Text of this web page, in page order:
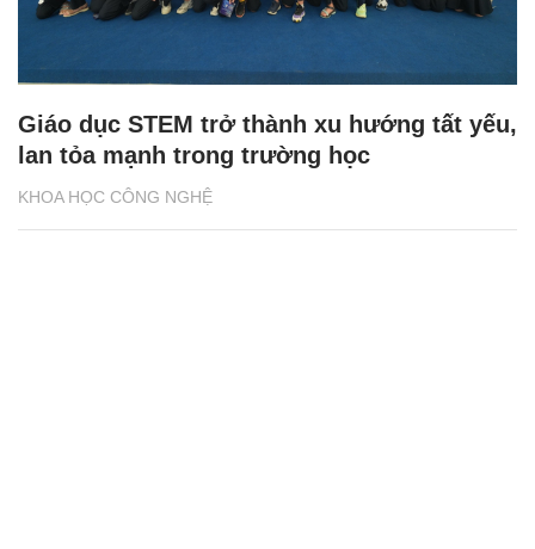
KHOA HỌC CÔNG NGHỆ
Giáo dục STEM trở thành xu hướng tất yếu,
lan tỏa mạnh trong trường học